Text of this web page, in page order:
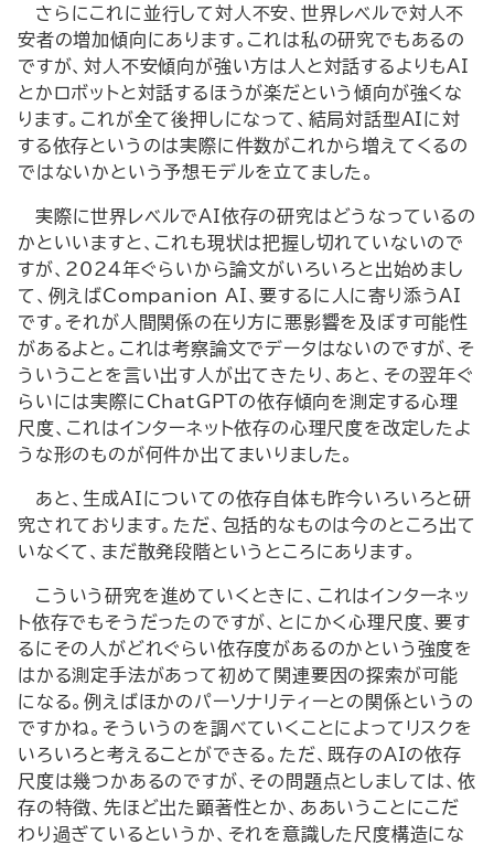
さらにこれに並行して対人不安、世界レベルで対人不
安者の増加傾向にあります。これは私の研究でもあるの
ですが、対人不安傾向が強い方は人と対話するよりもAI
とかロボットと対話するほうが楽だという傾向が強くな
ります。これが全て後押しになって、結局対話型AIに対
する依存というのは実際に件数がこれから増えてくるの
ではないかという予想モデルを立てました。
実際に世界レベルでAI依存の研究はどうなっているの
かといいますと、これも現状は把握し切れていないので
すが、2024年ぐらいから論文がいろいろと出始めまし
て、例えばCompanion AI、要するに人に寄り添うAI
です。それが人間関係の在り方に悪影響を及ぼす可能性
があるよと。これは考察論文でデータはないのですが、そ
ういうことを言い出す人が出てきたり、あと、その翌年ぐ
らいには実際にChatGPTの依存傾向を測定する心理
尺度、これはインターネット依存の心理尺度を改定したよ
うな形のものが何件か出てまいりました。
あと、生成AIについての依存自体も昨今いろいろと研
究されております。ただ、包括的なものは今のところ出て
いなくて、まだ散発段階というところにあります。
こういう研究を進めていくときに、これはインターネッ
ト依存でもそうだったのですが、とにかく心理尺度、要す
るにその人がどれぐらい依存度があるのかという強度を
はかる測定手法があって初めて関連要因の探索が可能
になる。例えばほかのパーソナリティーとの関係というの
ですかね。そういうのを調べていくことによってリスクを
いろいろと考えることができる。ただ、既存のAIの依存
尺度は幾つかあるのですが、その問題点としましては、依
存の特徴、先ほど出た顕著性とか、ああいうことにこだ
わり過ぎているというか、それを意識した尺度構造にな